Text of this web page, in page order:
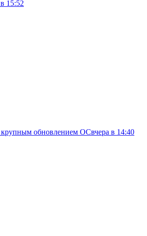
15:52
крупным обновлением ОСвчера в 14:40